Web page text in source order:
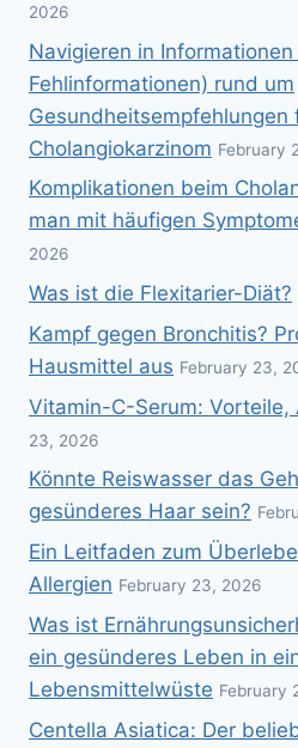
2026
Navigieren in Informationen
Fehlinformationen) rund um
Gesundheitsempfehlungen
Cholangiokarzinom February
Komplikationen beim
man mit häufigen
2026
Was ist die Flexitarier-Diät?
Kampf gegen Bronchitis?
Hausmittel aus February 23,
Vitamin-C-Serum: Vorteile,
23, 2026
Könnte Reiswasser das
gesünderes Haar sein?
Ein Leitfaden zum
Allergien February 23, 2026
Was ist
ein gesünderes Leben in
Lebensmittelwüste February
Centella Asiatica: Der